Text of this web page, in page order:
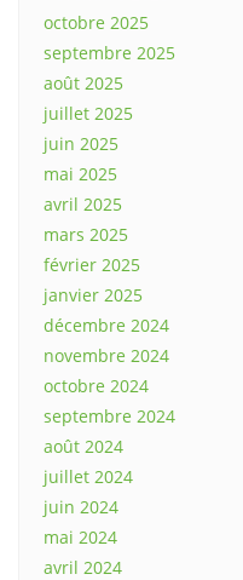
octobre 2025
septembre 2025
août 2025
juillet 2025
juin 2025
mai 2025
avril 2025
mars 2025
février 2025
janvier 2025
décembre 2024
novembre 2024
octobre 2024
septembre 2024
août 2024
juillet 2024
juin 2024
mai 2024
avril 2024